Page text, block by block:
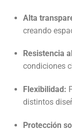
Alta
creando
Resistencia
condiciones
Flexibilidad:
distintos
Protección